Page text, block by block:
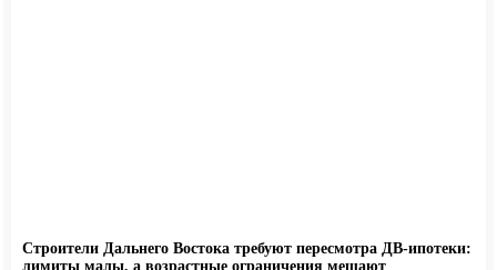
Строители Дальнего Востока требуют пересмотра ДВ-ипотеки:
лимиты малы, а возрастные ограничения мешают